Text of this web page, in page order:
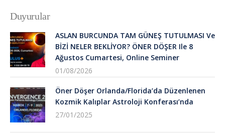
Duyurular
ASLAN BURCUNDA TAM GÜNEŞ TUTULMASI Ve
BİZİ NELER BEKLİYOR? ÖNER DÖŞER Ile 8
Ağustos Cumartesi, Online Seminer
01/08/2026
Öner Döşer Orlanda/Florida’da Düzenlenen
Kozmik Kalıplar Astroloji Konferası’nda
27/01/2025